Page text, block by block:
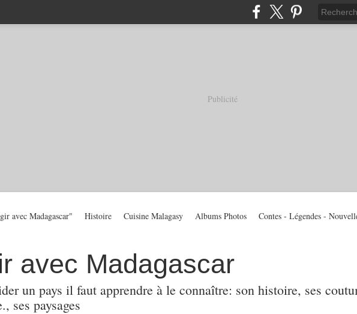
Publicité
avec Madagascar
un pays il faut apprendre à le connaître: son histoire, ses
ses paysages
avec Madagascar" Histoire Cuisine Malagasy Albums Photos Contes - Légendes -